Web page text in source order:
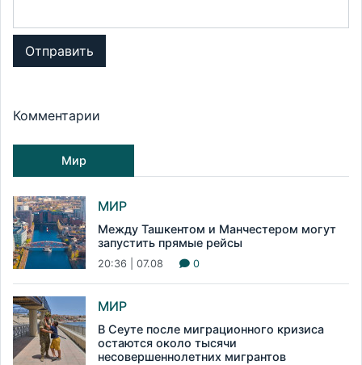
Отправить
Комментарии
Мир
МИР
Между Ташкентом и Манчестером могут
запустить прямые рейсы
20:36 | 07.08 0
МИР
В Сеуте после миграционного кризиса
остаются около тысячи
несовершеннолетних мигрантов